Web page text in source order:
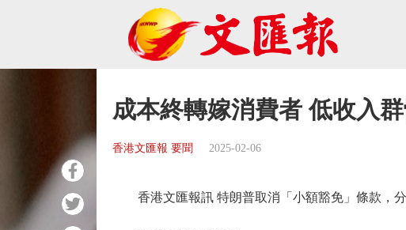
成本終轉嫁消費者 低收入
香港文匯報 要聞 2025-02-06
香港文匯報訊 特朗普取消「小額豁免」條款，分